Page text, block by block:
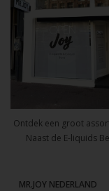
Ontdek een groot
Naast de E-liquids
MR.JOY NEDERLAND